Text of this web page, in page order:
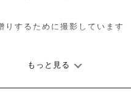
りするために撮影しています
きな時間を
もっと見る